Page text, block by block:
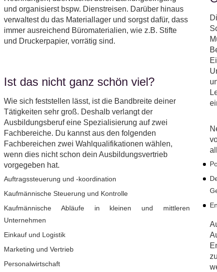
und organisierst bspw. Dienstreisen. Darüber hinaus
verwaltest du das Materiallager und sorgst dafür, dass
immer ausreichend Büromaterialien, wie z.B. Stifte
und Druckerpapier, vorrätig sind.
Ist das nicht ganz schön viel?
Wie sich feststellen lässt, ist die Bandbreite deiner
Tätigkeiten sehr groß. Deshalb verlangt der
Ausbildungsberuf eine Spezialisierung auf zwei
Fachbereiche. Du kannst aus den folgenden
Fachbereichen zwei Wahlqualifikationen wählen,
wenn dies nicht schon dein Ausbildungsvertrieb
vorgegeben hat.
Auftragssteuerung und -koordination
Kaufmännische Steuerung und Kontrolle
Kaufmännische Abläufe in kleinen und mittleren
Unternehmen
Einkauf und Logistik
Marketing und Vertrieb
Personalwirtschaft